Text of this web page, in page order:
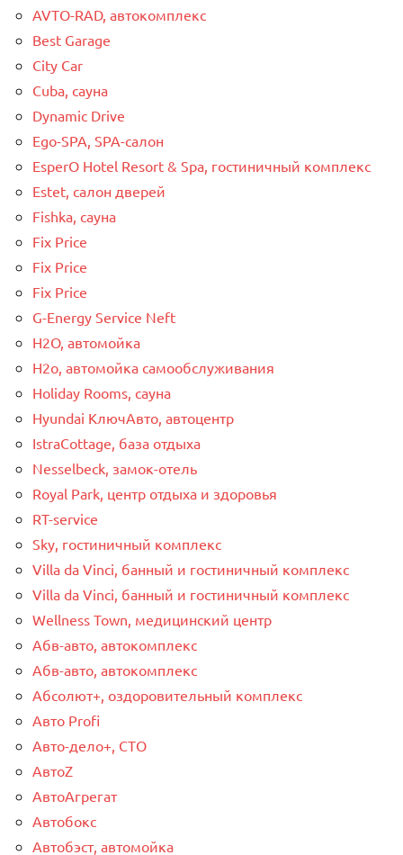
AVTO-RAD, автокомплекс
Best Garage
City Car
Cuba, сауна
Dynamic Drive
Ego-SPA, SPA-салон
EsperO Hotel Resort & Spa, гостиничный комплекс
Estet, салон дверей
Fishka, сауна
Fix Price
Fix Price
Fix Price
G-Energy Service Neft
H2O, автомойка
H2o, автомойка самообслуживания
Holiday Rooms, сауна
Hyundai КлючАвто, автоцентр
IstraCottage, база отдыха
Nesselbeck, замок-отель
Royal Park, центр отдыха и здоровья
RT-service
Sky, гостиничный комплекс
Villa da Vinci, банный и гостиничный комплекс
Villa da Vinci, банный и гостиничный комплекс
Wellness Town, медицинский центр
Абв-авто, автокомплекс
Абв-авто, автокомплекс
Абсолют+, оздоровительный комплекс
Авто Profi
Авто-дело+, СТО
АвтоZ
АвтоАгрегат
Автобокс
Автобэст, автомойка